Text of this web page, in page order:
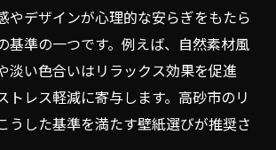
ォームによる生活改善のポイント
やデザインが心理的な安らぎをもたら
基準の一つです。例えば、自然素材風
淡い色合いはリラックス効果を促進
トレス軽減に寄与します。高砂市のリ
うした基準を満たす壁紙選びが推奨さ